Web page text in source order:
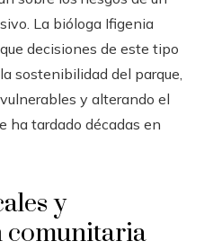
La bióloga Ifigenia
decisiones de este tipo
sostenibilidad del parque,
y alterando el
ha tardado décadas en
y
comunitaria